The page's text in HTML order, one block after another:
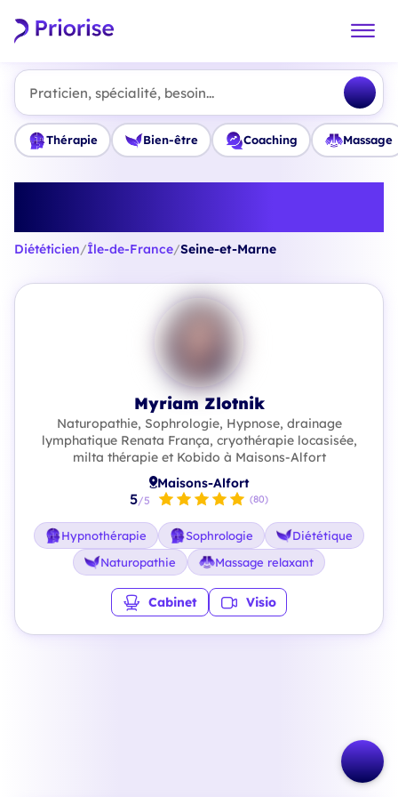
Praticien, spécialité, besoin...
Thérapie Bien-être Coaching Massage
Diététicien/Île-de-France/Seine-et-Marne
Myriam Zlotnik
Naturopathie, Sophrologie, Hypnose, drainage
lymphatique Renata França, cryothérapie locasisée,
milta thérapie et Kobido à Maisons-Alfort
Maisons-Alfort
5/5 (80)
Hypnothérapie Sophrologie
Diététique
Naturopathie
Massage relaxant
Cabinet Visio